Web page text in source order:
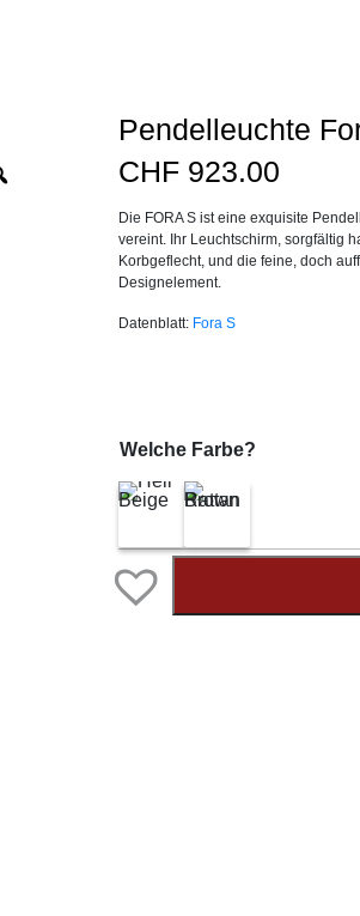
Pendelleuchte
CHF 923.00
Die FORA S ist eine exquisite
vereint. Ihr Leuchtschirm, sorgfältig
Korbgeflecht, und die feine, doch
Designelement.
Datenblatt: Fora S
Welche Farbe?